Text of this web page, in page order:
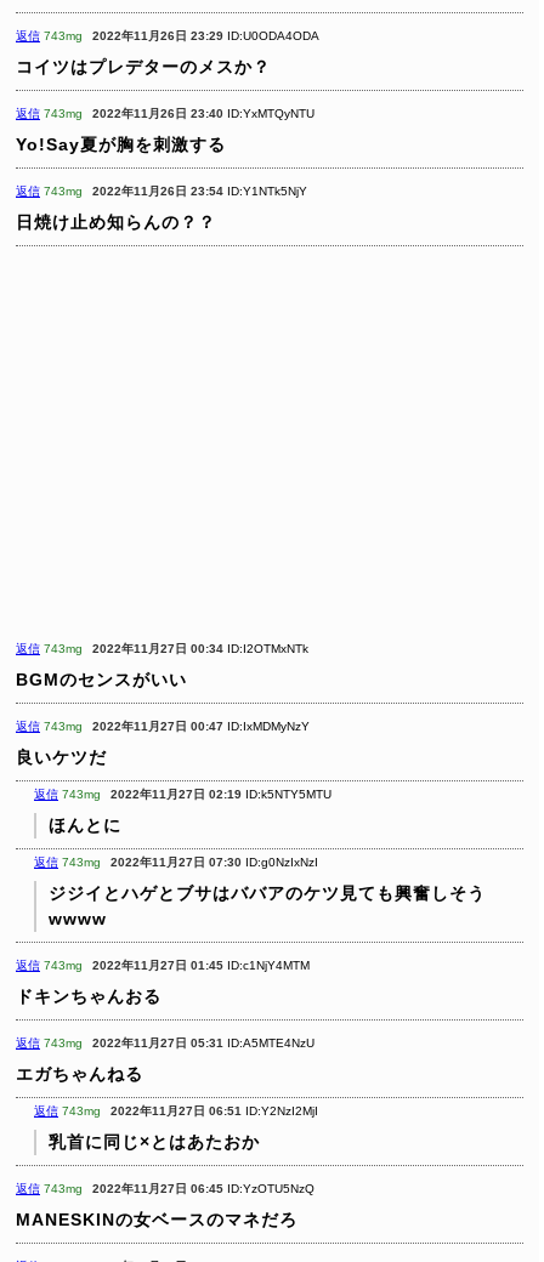
返信 743mg 2022年11月26日 23:29 ID:U0ODA4ODA
コイツはプレデターのメスか？
返信 743mg 2022年11月26日 23:40 ID:YxMTQyNTU
Yo!Say夏が胸を刺激する
返信 743mg 2022年11月26日 23:54 ID:Y1NTk5NjY
日焼け止め知らんの？？
返信 743mg 2022年11月27日 00:34 ID:I2OTMxNTk
BGMのセンスがいい
返信 743mg 2022年11月27日 00:47 ID:IxMDMyNzY
良いケツだ
返信 743mg 2022年11月27日 02:19 ID:k5NTY5MTU
ほんとに
返信 743mg 2022年11月27日 07:30 ID:g0NzIxNzI
ジジイとハゲとブサはババアのケツ見ても興奮しそう
wwww
返信 743mg 2022年11月27日 01:45 ID:c1NjY4MTM
ドキンちゃんおる
返信 743mg 2022年11月27日 05:31 ID:A5MTE4NzU
エガちゃんねる
返信 743mg 2022年11月27日 06:51 ID:Y2NzI2MjI
乳首に同じ×とはあたおか
返信 743mg 2022年11月27日 06:45 ID:YzOTU5NzQ
MANESKINの女ベースのマネだろ